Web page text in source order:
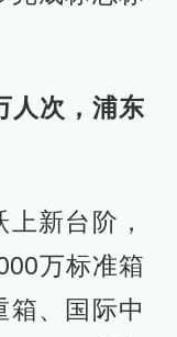
人次，浦东
新台阶，
万标准箱
箱、国际中